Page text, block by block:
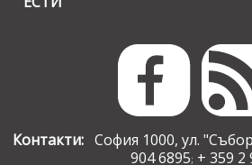
Контакти:София 1000, ул.
904 6895; + 359 2